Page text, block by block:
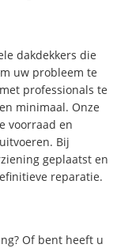
dakdekkers die
uw probleem te
professionals te
minimaal. Onze
voorraad en
Bij
geplaatst en
reparatie.
Of bent heeft u